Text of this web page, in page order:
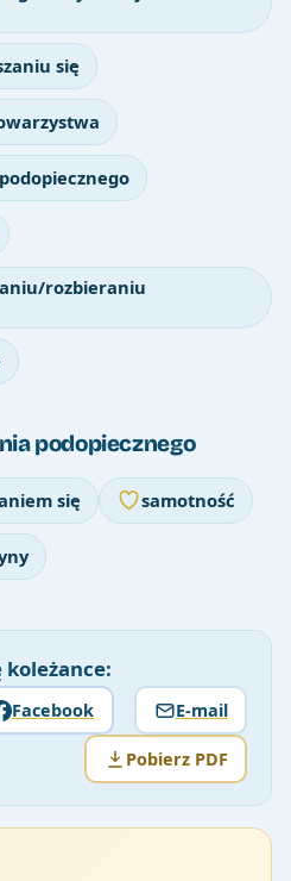
się
rozbieraniu
podopiecznego
się samotność
Facebook E-mail
Pobierz PDF